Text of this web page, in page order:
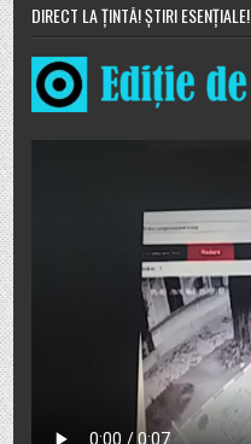
DIRECT LA ȚINTĂ! ȘTIRI ESENȚIALE!